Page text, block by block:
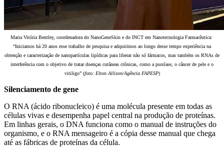
Maria Vitória Bentley, coordenadora do NanoGeneSkin e do INCT em Nanotecnologia Farmacêutica:
“Iniciamos há 20 anos esse trabalho de pesquisa e adquirimos ao longo desse tempo experiência na
obtenção e caracterização de nanopartículas lipídicas para liberar não só fármacos, mas também os RNAs de
interferência com o objetivo de tratar doenças cutâneas crônicas, como a psoríase, o câncer de pele e o
vitiligo” (foto: Elton Allison/Agência FAPESP)
Silenciamento de gene
O RNA (ácido ribonucleico) é uma molécula presente em todas as
células vivas e desempenha papel central na produção de proteínas.
Em linhas gerais, o DNA funciona como o manual de instruções do
organismo, e o RNA mensageiro é a cópia desse manual que chega
até as fábricas de proteínas da célula.